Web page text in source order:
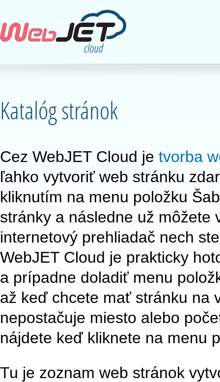
Katalóg stránok
Cez WebJET Cloud je tvorba
ľahko vytvoriť web stránku
kliknutím na menu položku
stránky a následne už
internetový prehliadač nech
WebJET Cloud je prakticky
a prípadne doladiť menu
až keď chcete mať stránku na
nepostačuje miesto alebo
nájdete keď kliknete na menu
Tu je zoznam web stránok